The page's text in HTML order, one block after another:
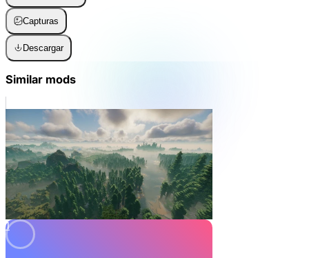
Capturas
Descargar
Similar mods
1